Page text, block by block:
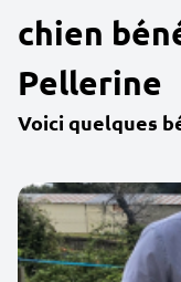
chien
Pellerine
Voici quelques